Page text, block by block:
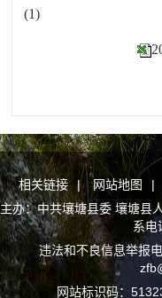
(1)
相关链接 | 网站地图 |
主办：中共壤塘县委 壤塘
系电
违法和不良信息举报
网站标识码：